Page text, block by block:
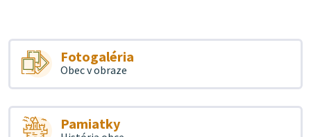
Fotogaléria
Obec v obraze
Pamiatky